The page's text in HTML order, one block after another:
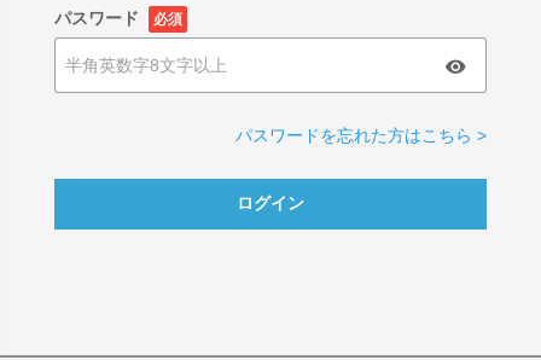
パスワード 必須
パスワードを忘れた方はこちら >
ログイン